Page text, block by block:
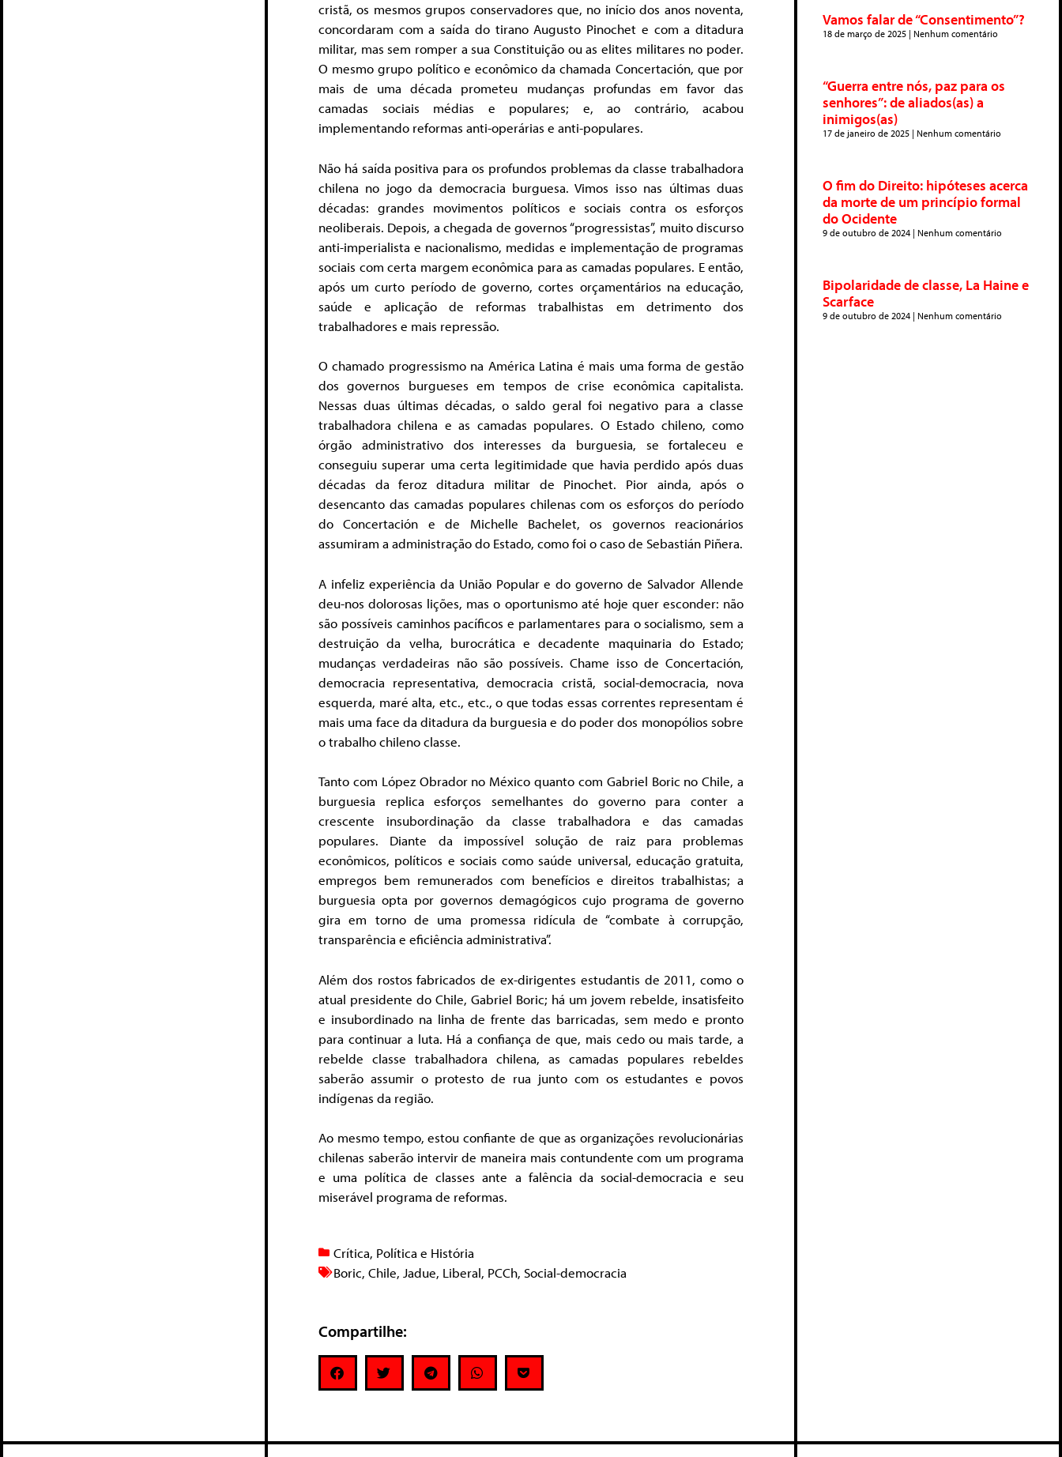
cristã, os mesmos grupos conservadores que, no início dos anos noventa,
concordaram com a saída do tirano Augusto Pinochet e com a ditadura
militar, mas sem romper a sua Constituição ou as elites militares no poder.
O mesmo grupo político e econômico da chamada Concertación, que por
mais de uma década prometeu mudanças profundas em favor das
camadas sociais médias e populares; e, ao contrário, acabou
implementando reformas anti-operárias e anti-populares.
Não há saída positiva para os profundos problemas da classe trabalhadora
chilena no jogo da democracia burguesa. Vimos isso nas últimas duas
décadas: grandes movimentos políticos e sociais contra os esforços
neoliberais. Depois, a chegada de governos “progressistas”, muito discurso
anti-imperialista e nacionalismo, medidas e implementação de programas
sociais com certa margem econômica para as camadas populares. E então,
após um curto período de governo, cortes orçamentários na educação,
saúde e aplicação de reformas trabalhistas em detrimento dos
trabalhadores e mais repressão.
O chamado progressismo na América Latina é mais uma forma de gestão
dos governos burgueses em tempos de crise econômica capitalista.
Nessas duas últimas décadas, o saldo geral foi negativo para a classe
trabalhadora chilena e as camadas populares. O Estado chileno, como
órgão administrativo dos interesses da burguesia, se fortaleceu e
conseguiu superar uma certa legitimidade que havia perdido após duas
décadas da feroz ditadura militar de Pinochet. Pior ainda, após o
desencanto das camadas populares chilenas com os esforços do período
do Concertación e de Michelle Bachelet, os governos reacionários
assumiram a administração do Estado, como foi o caso de Sebastián Piñera.
A infeliz experiência da União Popular e do governo de Salvador Allende
deu-nos dolorosas lições, mas o oportunismo até hoje quer esconder: não
são possíveis caminhos pacíficos e parlamentares para o socialismo, sem a
destruição da velha, burocrática e decadente maquinaria do Estado;
mudanças verdadeiras não são possíveis. Chame isso de Concertación,
democracia representativa, democracia cristã, social-democracia, nova
esquerda, maré alta, etc., etc., o que todas essas correntes representam é
mais uma face da ditadura da burguesia e do poder dos monopólios sobre
o trabalho chileno classe.
Tanto com López Obrador no México quanto com Gabriel Boric no Chile, a
burguesia replica esforços semelhantes do governo para conter a
crescente insubordinação da classe trabalhadora e das camadas
populares. Diante da impossível solução de raiz para problemas
econômicos, políticos e sociais como saúde universal, educação gratuita,
empregos bem remunerados com benefícios e direitos trabalhistas; a
burguesia opta por governos demagógicos cujo programa de governo
gira em torno de uma promessa ridícula de “combate à corrupção,
transparência e eficiência administrativa”.
Além dos rostos fabricados de ex-dirigentes estudantis de 2011, como o
atual presidente do Chile, Gabriel Boric; há um jovem rebelde, insatisfeito
e insubordinado na linha de frente das barricadas, sem medo e pronto
para continuar a luta. Há a confiança de que, mais cedo ou mais tarde, a
rebelde classe trabalhadora chilena, as camadas populares rebeldes
saberão assumir o protesto de rua junto com os estudantes e povos
indígenas da região.
Ao mesmo tempo, estou confiante de que as organizações revolucionárias
chilenas saberão intervir de maneira mais contundente com um programa
e uma política de classes ante a falência da social-democracia e seu
miserável programa de reformas.
Crítica, Política e História
Boric, Chile, Jadue, Liberal, PCCh, Social-democracia
Compartilhe:
Vamos falar de “Consentimento”?
18 de março de 2025 Nenhum comentário
“Guerra entre nós, paz para os
senhores”: de aliados(as) a
inimigos(as)
17 de janeiro de 2025 Nenhum comentário
O fim do Direito: hipóteses acerca
da morte de um princípio formal
do Ocidente
9 de outubro de 2024 Nenhum comentário
Bipolaridade de classe, La Haine e
Scarface
9 de outubro de 2024 Nenhum comentário